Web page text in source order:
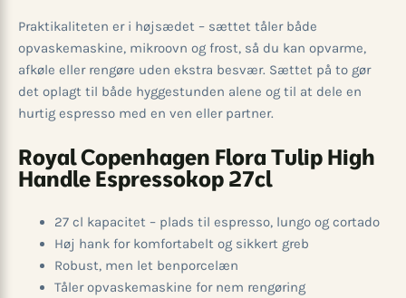
Praktikaliteten er i højsædet – sættet tåler både
opvaskemaskine, mikroovn og frost, så du kan opvarme,
afkøle eller rengøre uden ekstra besvær. Sættet på to gør
det oplagt til både hyggestunden alene og til at dele en
hurtig espresso med en ven eller partner.
Royal Copenhagen Flora Tulip High
Handle Espressokop 27cl
27 cl kapacitet – plads til espresso, lungo og cortado
Høj hank for komfortabelt og sikkert greb
Robust, men let benporcelæn
Tåler opvaskemaskine for nem rengøring